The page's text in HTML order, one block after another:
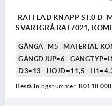
RÄFFLAD KNAPP ST.0
SVARTGRÅ RAL7021,
GÄNGA=M5
MATERIAL
GÄNGDJUP=6
D3=13
HÖJD=11,5
Beställningsnummer: